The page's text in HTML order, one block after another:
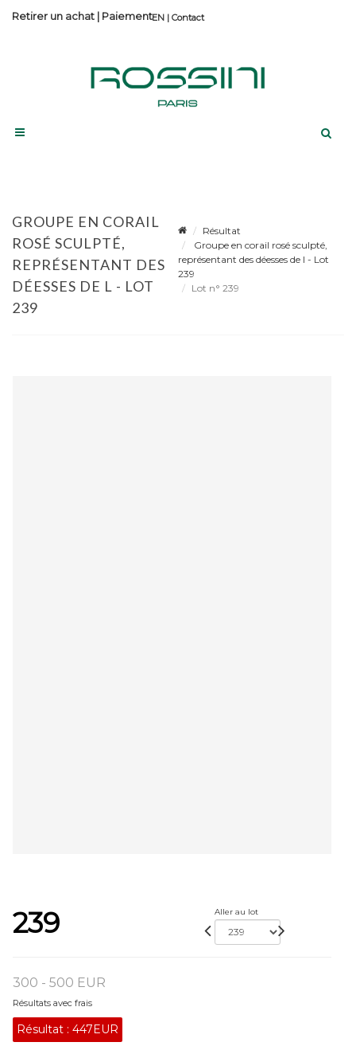
Contact
Retirer un achat | Paiement
GROUPE EN CORAIL
ROSÉ SCULPTÉ,
REPRÉSENTANT DES
DÉESSES DE L - LOT
239
Résultat
Groupe en corail rosé sculpté,
représentant des déesses de l - Lot
239
Lot n° 239
239 Aller au lot
300 - 500 EUR
Résultats avec frais
Résultat : 447EUR